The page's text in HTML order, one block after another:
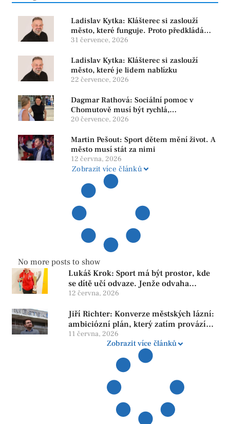
Ladislav Kytka: Klášterec si zaslouží
město, které funguje. Proto předkládáme
program, který řeší skutečné problémy
31 července, 2026
Ladislav Kytka: Klášterec si zaslouží
město, které je lidem nablízku
22 července, 2026
Dagmar Rathová: Sociální pomoc v
Chomutově musí být rychlá,
srozumitelná a férová. Ne udržovat lidi v
20 července, 2026
Martin Pešout: Sport dětem mění život. A
město musí stát za nimi
12 června, 2026
Zobrazit více článků
No more posts to show
Lukáš Krok: Sport má být prostor, kde
se dítě učí odvaze. Jenže odvaha
neroste tam, kde se bojí udělat chybu.
12 června, 2026
Jiří Richter: Konverze městských lázní:
ambiciózní plán, který zatím provází
více otazníků než jistot
11 června, 2026
Zobrazit více článků